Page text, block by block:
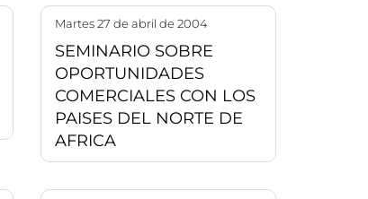
martes 27 de abril de 2004
SEMINARIO SOBRE
OPORTUNIDADES
COMERCIALES CON LOS
PAISES DEL NORTE DE
AFRICA